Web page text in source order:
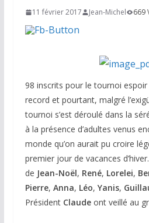
11 février 2017 Jean-Michel 669
98 inscrits pour le tournoi espoir
record et pourtant, malgré
tournoi s’est déroulé dans la
à la présence d’adultes venus
monde qu’on aurait pu croire
premier jour de vacances
de Jean-Noël, René, Lorelei,
Pierre, Anna, Léo, Yanis,
Président Claudeont veillé au